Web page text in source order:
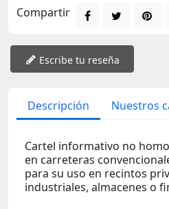
Compartir
Escribe tu reseña
Descripción Nuestros
Cartel informativo no
en carreteras
para su uso en recintos
industriales, almacenes o